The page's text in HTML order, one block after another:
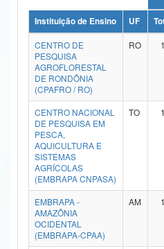
Ministério da Ciência, Tecnologia,
Ministério do Meio Ambiente
Ministério do Turismo
Ministério do Desenvolvimento Regional
Controladoria-Geral da União
Ministério da Mulher, da Família e dos
Secretaria-Geral
Secretaria de Governo
Gabinete de Segurança Institucional
Instituição de Ensino UF
CENTRO DE
PESQUISA
AGROFLORESTAL
DE RONDÔNIA
(CPAFRO / RO)
RO 1
CENTRO NACIONAL
DE PESQUISA EM
PESCA,
AQUICULTURA E
SISTEMAS
AGRÍCOLAS
(EMBRAPA CNPASA)
TO 1
EMBRAPA -
AMAZÔNIA
OCIDENTAL
(EMBRAPA-CPAA)
AM 1